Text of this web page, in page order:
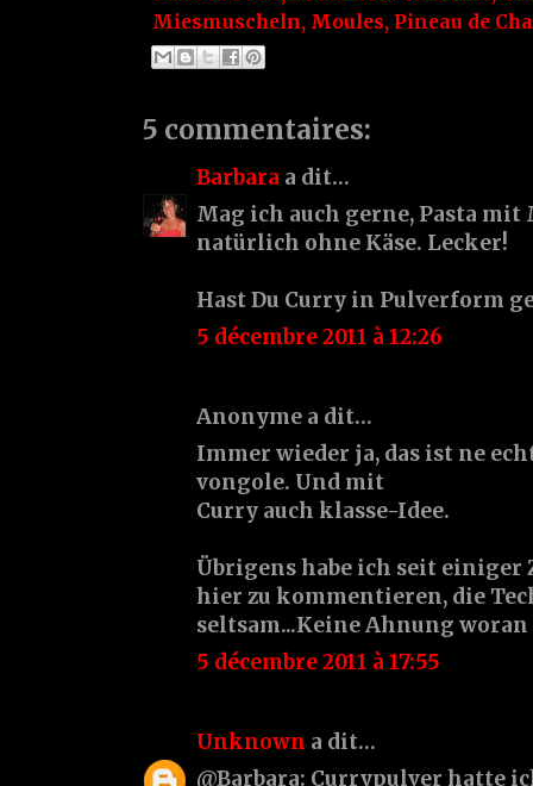
Miesmuscheln, Moules, Pineau de
5 commentaires:
Barbara a dit…
Mag ich auch gerne, Pasta mit
natürlich ohne Käse. Lecker!
Hast Du Curry in Pulverform
5 décembre 2011 à 12:26
Anonyme a dit…
Immer wieder ja, das ist ne
vongole. Und mit
Curry auch klasse-Idee.
Übrigens habe ich seit einiger
hier zu kommentieren, die
seltsam...Keine Ahnung
5 décembre 2011 à 17:55
Unknown a dit…
@Barbara: Currypulver hatte